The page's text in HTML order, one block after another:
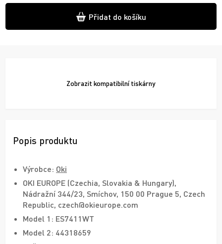
Přidat do košíku
Zobrazit kompatibilní tiskárny
Popis produktu
Výrobce: Oki
OKI EUROPE (Czechia, Slovakia & Hungary),
Nádražní 344/23, Smíchov, 150 00 Prague 5, Czech
Republic, czech@okieurope.com
Model 1: ES7411WT
Model 2: 44318659